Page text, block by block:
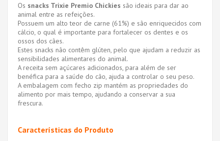
Os snacks Trixie Premio Chickies são ideais para dar ao
animal entre as refeições.
Possuem um alto teor de carne (61%) e são enriquecidos com
cálcio, o qual é importante para fortalecer os dentes e os
ossos dos cães.
Estes snacks não contêm glúten, pelo que ajudam a reduzir as
sensibilidades alimentares do animal.
A receita sem açúcares adicionados, para além de ser
benéfica para a saúde do cão, ajuda a controlar o seu peso.
A embalagem com fecho zip mantém as propriedades do
alimento por mais tempo, ajudando a conservar a sua
frescura.
Características do Produto